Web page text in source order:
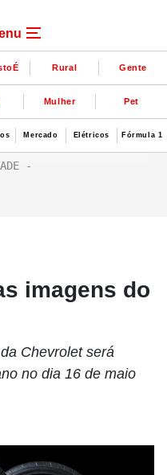
Rural Gente
Mulher Pet
Mercado Elétricos Fórmula 1
imagens do
Chevrolet será
no dia 16 de maio